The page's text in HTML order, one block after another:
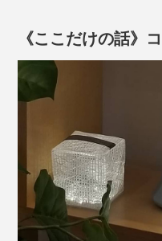
「クールブライト」は
周囲をクッキリ明るく
り、夜道を歩いたり、
したり、実用的なシー
《ここだけの話》